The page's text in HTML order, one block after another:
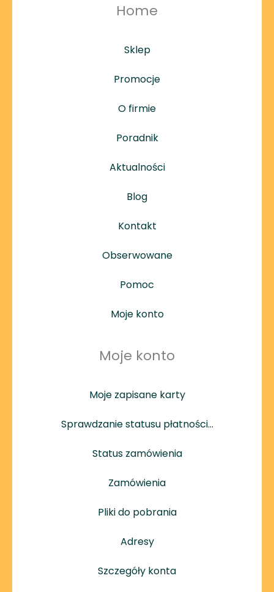
Home
Sklep
Promocje
O firmie
Poradnik
Aktualności
Blog
Kontakt
Obserwowane
Pomoc
Moje konto
Moje konto
Moje zapisane karty
Sprawdzanie statusu płatności…
Status zamówienia
Zamówienia
Pliki do pobrania
Adresy
Szczegóły konta